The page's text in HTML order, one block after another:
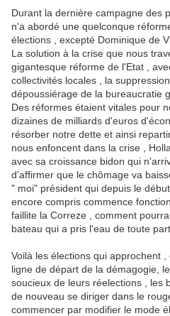
Durant la dernière campagne des
n'a abordé une quelconque
élections , excepté Dominique de
La solution à la crise que nous
gigantesque réforme de l'Etat ,
collectivités locales , la
dépoussiérage de la bureaucratie
Des réformes étaient vitales pour
dizaines de milliards d'euros
résorber notre dette et ainsi
nous enfoncent dans la crise ,
avec sa croissance bidon qui
d'affirmer que le chômage va
" moi" président qui depuis le
encore compris commence
faillite la Correze , comment
bateau qui a pris l'eau de toute part .
Voilà les élections qui approchent
ligne de départ de la démagogie,
soucieux de leurs réelections , les
de nouveau se diriger dans le
commencer par modifier le mode